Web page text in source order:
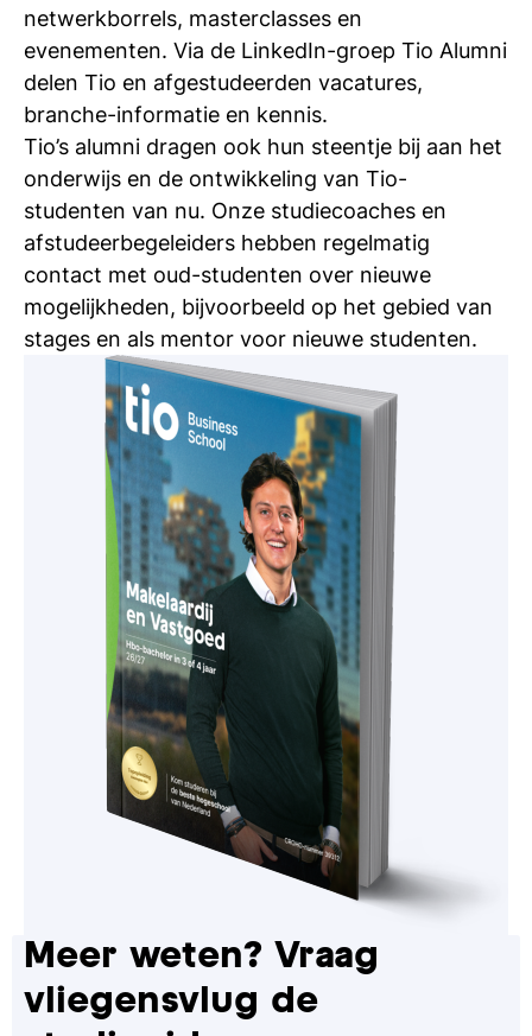
netwerkborrels, masterclasses en
evenementen. Via de LinkedIn-groep Tio Alumni
delen Tio en afgestudeerden vacatures,
branche-informatie en kennis.
Tio’s alumni dragen ook hun steentje bij aan het
onderwijs en de ontwikkeling van Tio-
studenten van nu. Onze studiecoaches en
afstudeerbegeleiders hebben regelmatig
contact met oud-studenten over nieuwe
mogelijkheden, bijvoorbeeld op het gebied van
stages en als mentor voor nieuwe studenten.
Meer weten? Vraag
vliegensvlug de